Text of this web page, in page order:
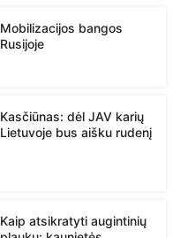
Mobilizacijos bangos
Rusijoje
Kasčiūnas: dėl JAV karių
Lietuvoje bus aišku rudenį
Kaip atsikratyti augintinių